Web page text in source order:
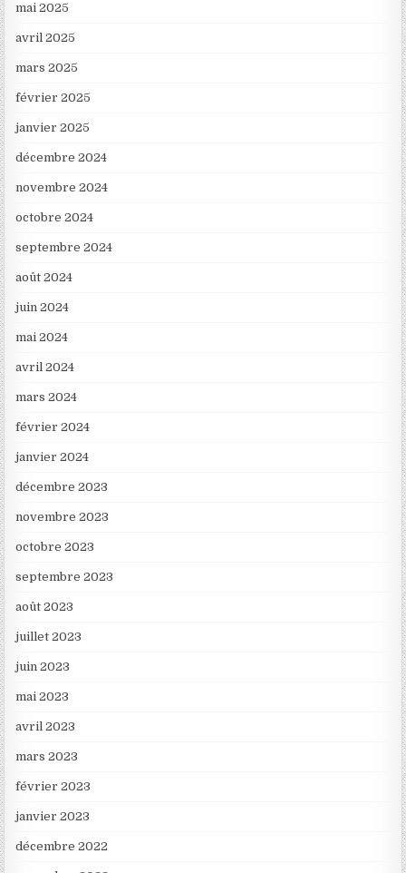
mai 2025
avril 2025
mars 2025
février 2025
janvier 2025
décembre 2024
novembre 2024
octobre 2024
septembre 2024
août 2024
juin 2024
mai 2024
avril 2024
mars 2024
février 2024
janvier 2024
décembre 2023
novembre 2023
octobre 2023
septembre 2023
août 2023
juillet 2023
juin 2023
mai 2023
avril 2023
mars 2023
février 2023
janvier 2023
décembre 2022